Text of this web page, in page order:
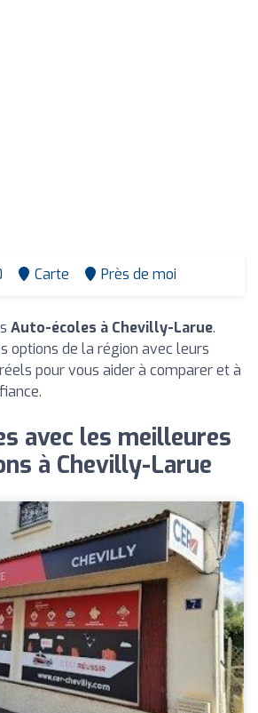
Carte Près de moi
Auto-écoles à Chevilly-Larue.
options de la région avec leurs
pour vous aider à comparer et à
avec les meilleures
à Chevilly-Larue